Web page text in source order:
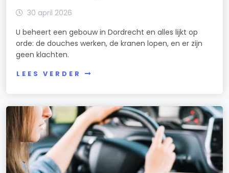
30 april 2026
U beheert een gebouw in Dordrecht en alles lijkt op
orde: de douches werken, de kranen lopen, en er zijn
geen klachten.
LEES VERDER